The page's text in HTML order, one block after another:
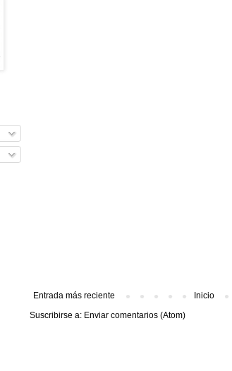
Entrada más reciente
Inicio
Suscribirse a: Enviar comentarios (Atom)